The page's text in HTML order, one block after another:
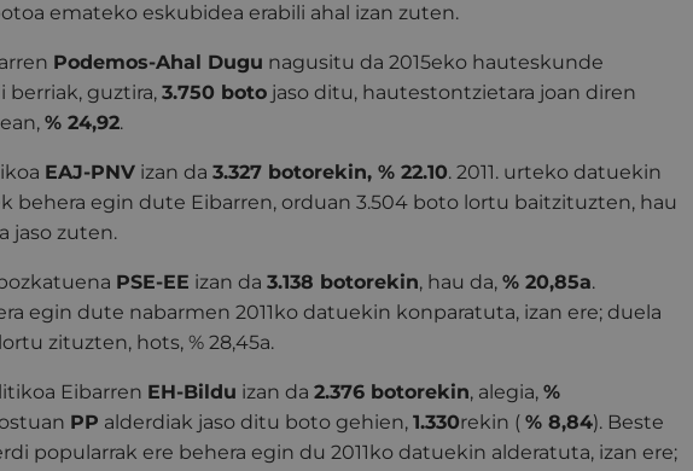
emateko eskubidea erabili ahal izan zuten.
Podemos-Ahal Dugu nagusitu da 2015eko hauteskunde
berriak, guztira, 3.750 boto jaso ditu, hautestontzietara joan diren
% 24,92.
EAJ-PNV izan da 3.327 botorekin, % 22.10. 2011. urteko datuekin
behera egin dute Eibarren, orduan 3.504 boto lortu baitzituzten, hau
jaso zuten.
PSE-EE izan da 3.138 botorekin, hau da, % 20,85a.
egin dute nabarmen 2011ko datuekin konparatuta, izan ere; duela
zituzten, hots, % 28,45a.
Eibarren EH-Bildu izan da 2.376 botorekin, alegia, %
PP alderdiak jaso ditu boto gehien, 1.330rekin ( % 8,84). Beste
popularrak ere behera egin du 2011ko datuekin alderatuta, izan ere;